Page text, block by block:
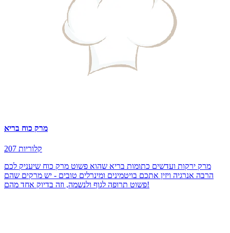
מרק כוח בריא
207 קלוריות
מרק ירקות ועדשים כתומות בריא שהוא פשוט מרק כוח שיעניק לכם
הרבה אנרגיה ויזין אתכם בויטמינים ומינרלים טובים - יש מרקים שהם
פשוט תרופה לגוף ולנשמה, וזה בדיוק אחד מהם!